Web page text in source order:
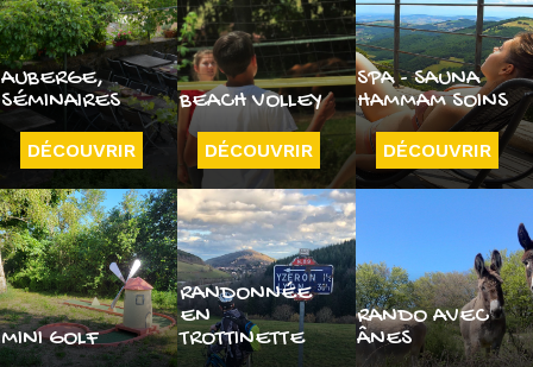
AUBERGE,
SÉMINAIRES
DÉCOUVRIR
BEACH VOLLEY
DÉCOUVRIR
SPA - SAUNA
HAMMAM SOINS
DÉCOUVRIR
MINI GOLF
RANDONNÉE
EN
TROTTINETTE
RANDO AVEC
ÂNES